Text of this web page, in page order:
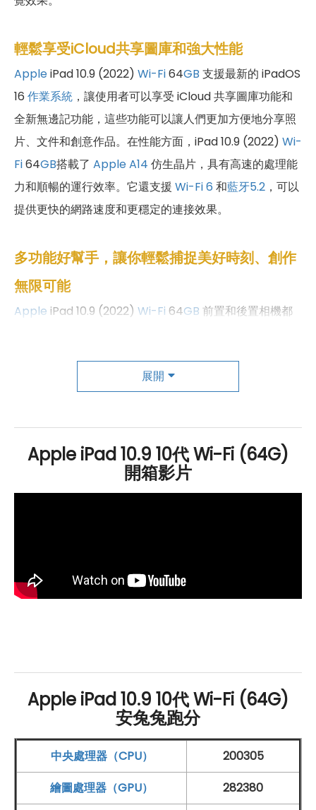
輕鬆享受iCloud共享圖庫和強大性能
AppleiPad 10.9 (2022) Wi-Fi64GB 支援最新的 iPadOS
16 作業系統 ，讓使用者可以享受 iCloud 共享圖庫功能和
全新無邊記功能，這些功能可以讓人們更加方便地分享照
片、文件和創意作品。在性能方面，iPad 10.9 (2022) Wi-
Fi64GB搭載了 Apple A14 仿生晶片，具有高速的處理能
力和順暢的運行效率。它還支援 Wi-Fi 6 和藍牙5.2 ，可以
提供更快的網路速度和更穩定的連接效果。
多功能好幫手，讓你輕鬆捕捉美好時刻、創作
無限可能
Apple iPad 10.9 (2022) Wi-Fi 64GB 前置和後置相機都
的照片和影片，分享美好時刻。此外也支援第一代
圖、筆記和打字等操作可以滿足不同用戶的需求。
Apple iPad 10.9 (2022) Wi-Fi 64GB 規
格特色介紹
螢幕：
10.9 吋螢幕
晶片：
Apple A14仿生晶片
儲存空間：
64GBROM
無線連接：
展開
Apple iPad 10.9 10代 Wi-Fi (64G)
開箱影片
Apple iPad 10.9 10代 Wi-Fi (64G)
安兔兔跑分
中央處理器（CPU）
200305
繪圖處理器（GPU）
282380